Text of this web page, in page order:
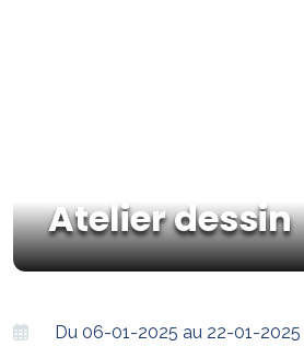
Atelier dessin
Du 06-01-2025 au 22-01-2025